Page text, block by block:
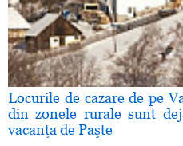
Locurile de cazare de pe
din zonele rurale sunt
vacanţa de Paşte